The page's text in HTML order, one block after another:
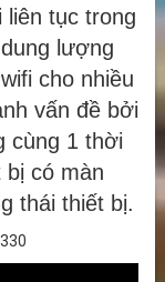
liên tục trong
lượng
cho nhiều
vấn đề bởi
cùng 1 thời
bị có màn
thái thiết bị.